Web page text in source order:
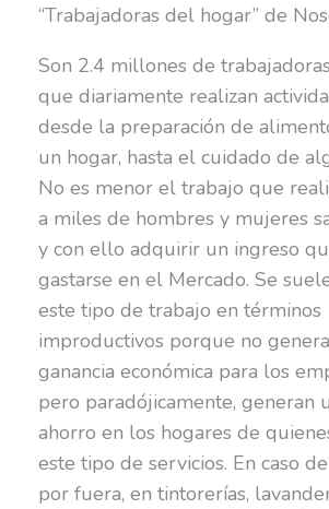
“Trabajadoras del hogar” de
Son 2.4 millones de
que diariamente realizan
desde la preparación de
un hogar, hasta el cuidado de
No es menor el trabajo que
a miles de hombres y mujeres
y con ello adquirir un ingreso
gastarse en el Mercado. Se
este tipo de trabajo en términos
improductivos porque no
ganancia económica para los
pero paradójicamente, generan
ahorro en los hogares de
este tipo de servicios. En caso
por fuera, en tintorerías,